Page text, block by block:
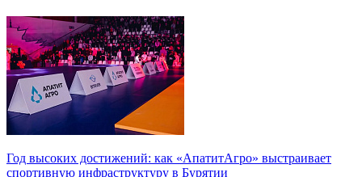
Год высоких достижений: как «АпатитАгро» выстраивает
спортивную инфраструктуру в Бурятии